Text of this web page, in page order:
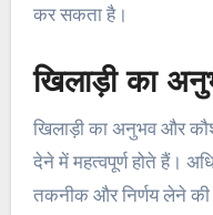
कर सकता है।
खिलाड़ी का
खिलाड़ी का अनुभव और
देने में महत्वपूर्ण होते हैं।
तकनीक और निर्णय लेने की